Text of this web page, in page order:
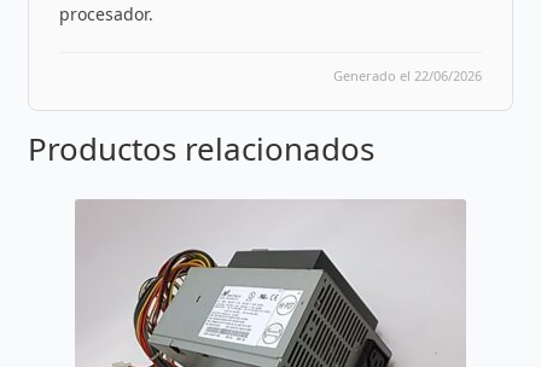
procesador.
Generado el 22/06/2026
Productos relacionados